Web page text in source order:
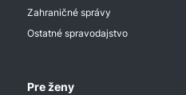
Zahraničné správy
Ostatné spravodajstvo
Pre ženy